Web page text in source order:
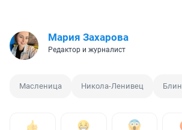
Мария Захарова
Редактор и журналист
Масленица Никола-Ленивец Блин